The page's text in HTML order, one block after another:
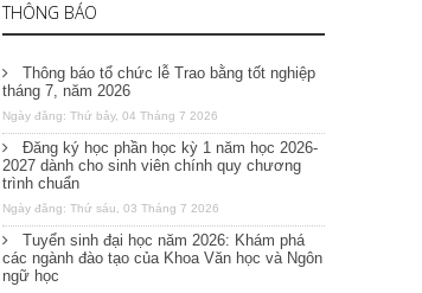
THÔNG BÁO
Thông báo tổ chức lễ Trao bằng tốt nghiệp
tháng 7, năm 2026
Ngày đăng: Thứ bảy, 04 Tháng 7 2026
Đăng ký học phần học kỳ 1 năm học 2026-
2027 dành cho sinh viên chính quy chương
trình chuẩn
Ngày đăng: Thứ sáu, 03 Tháng 7 2026
Tuyển sinh đại học năm 2026: Khám phá
các ngành đào tạo của Khoa Văn học và Ngôn
ngữ học